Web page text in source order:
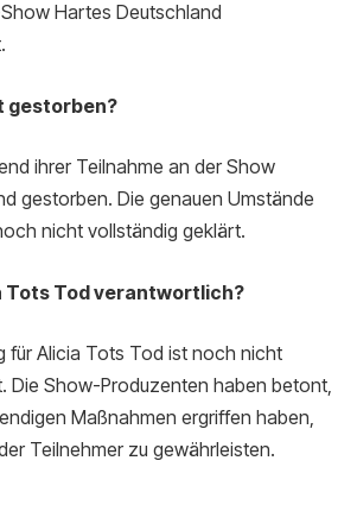
Hartes Deutschland
gestorben?
ihrer Teilnahme an der Show
gestorben. Die genauen Umstände
nicht vollständig geklärt.
Tots Tod verantwortlich?
für Alicia Tots Tod ist noch nicht
Die Show-Produzenten haben betont,
Maßnahmen ergriffen haben,
Teilnehmer zu gewährleisten.